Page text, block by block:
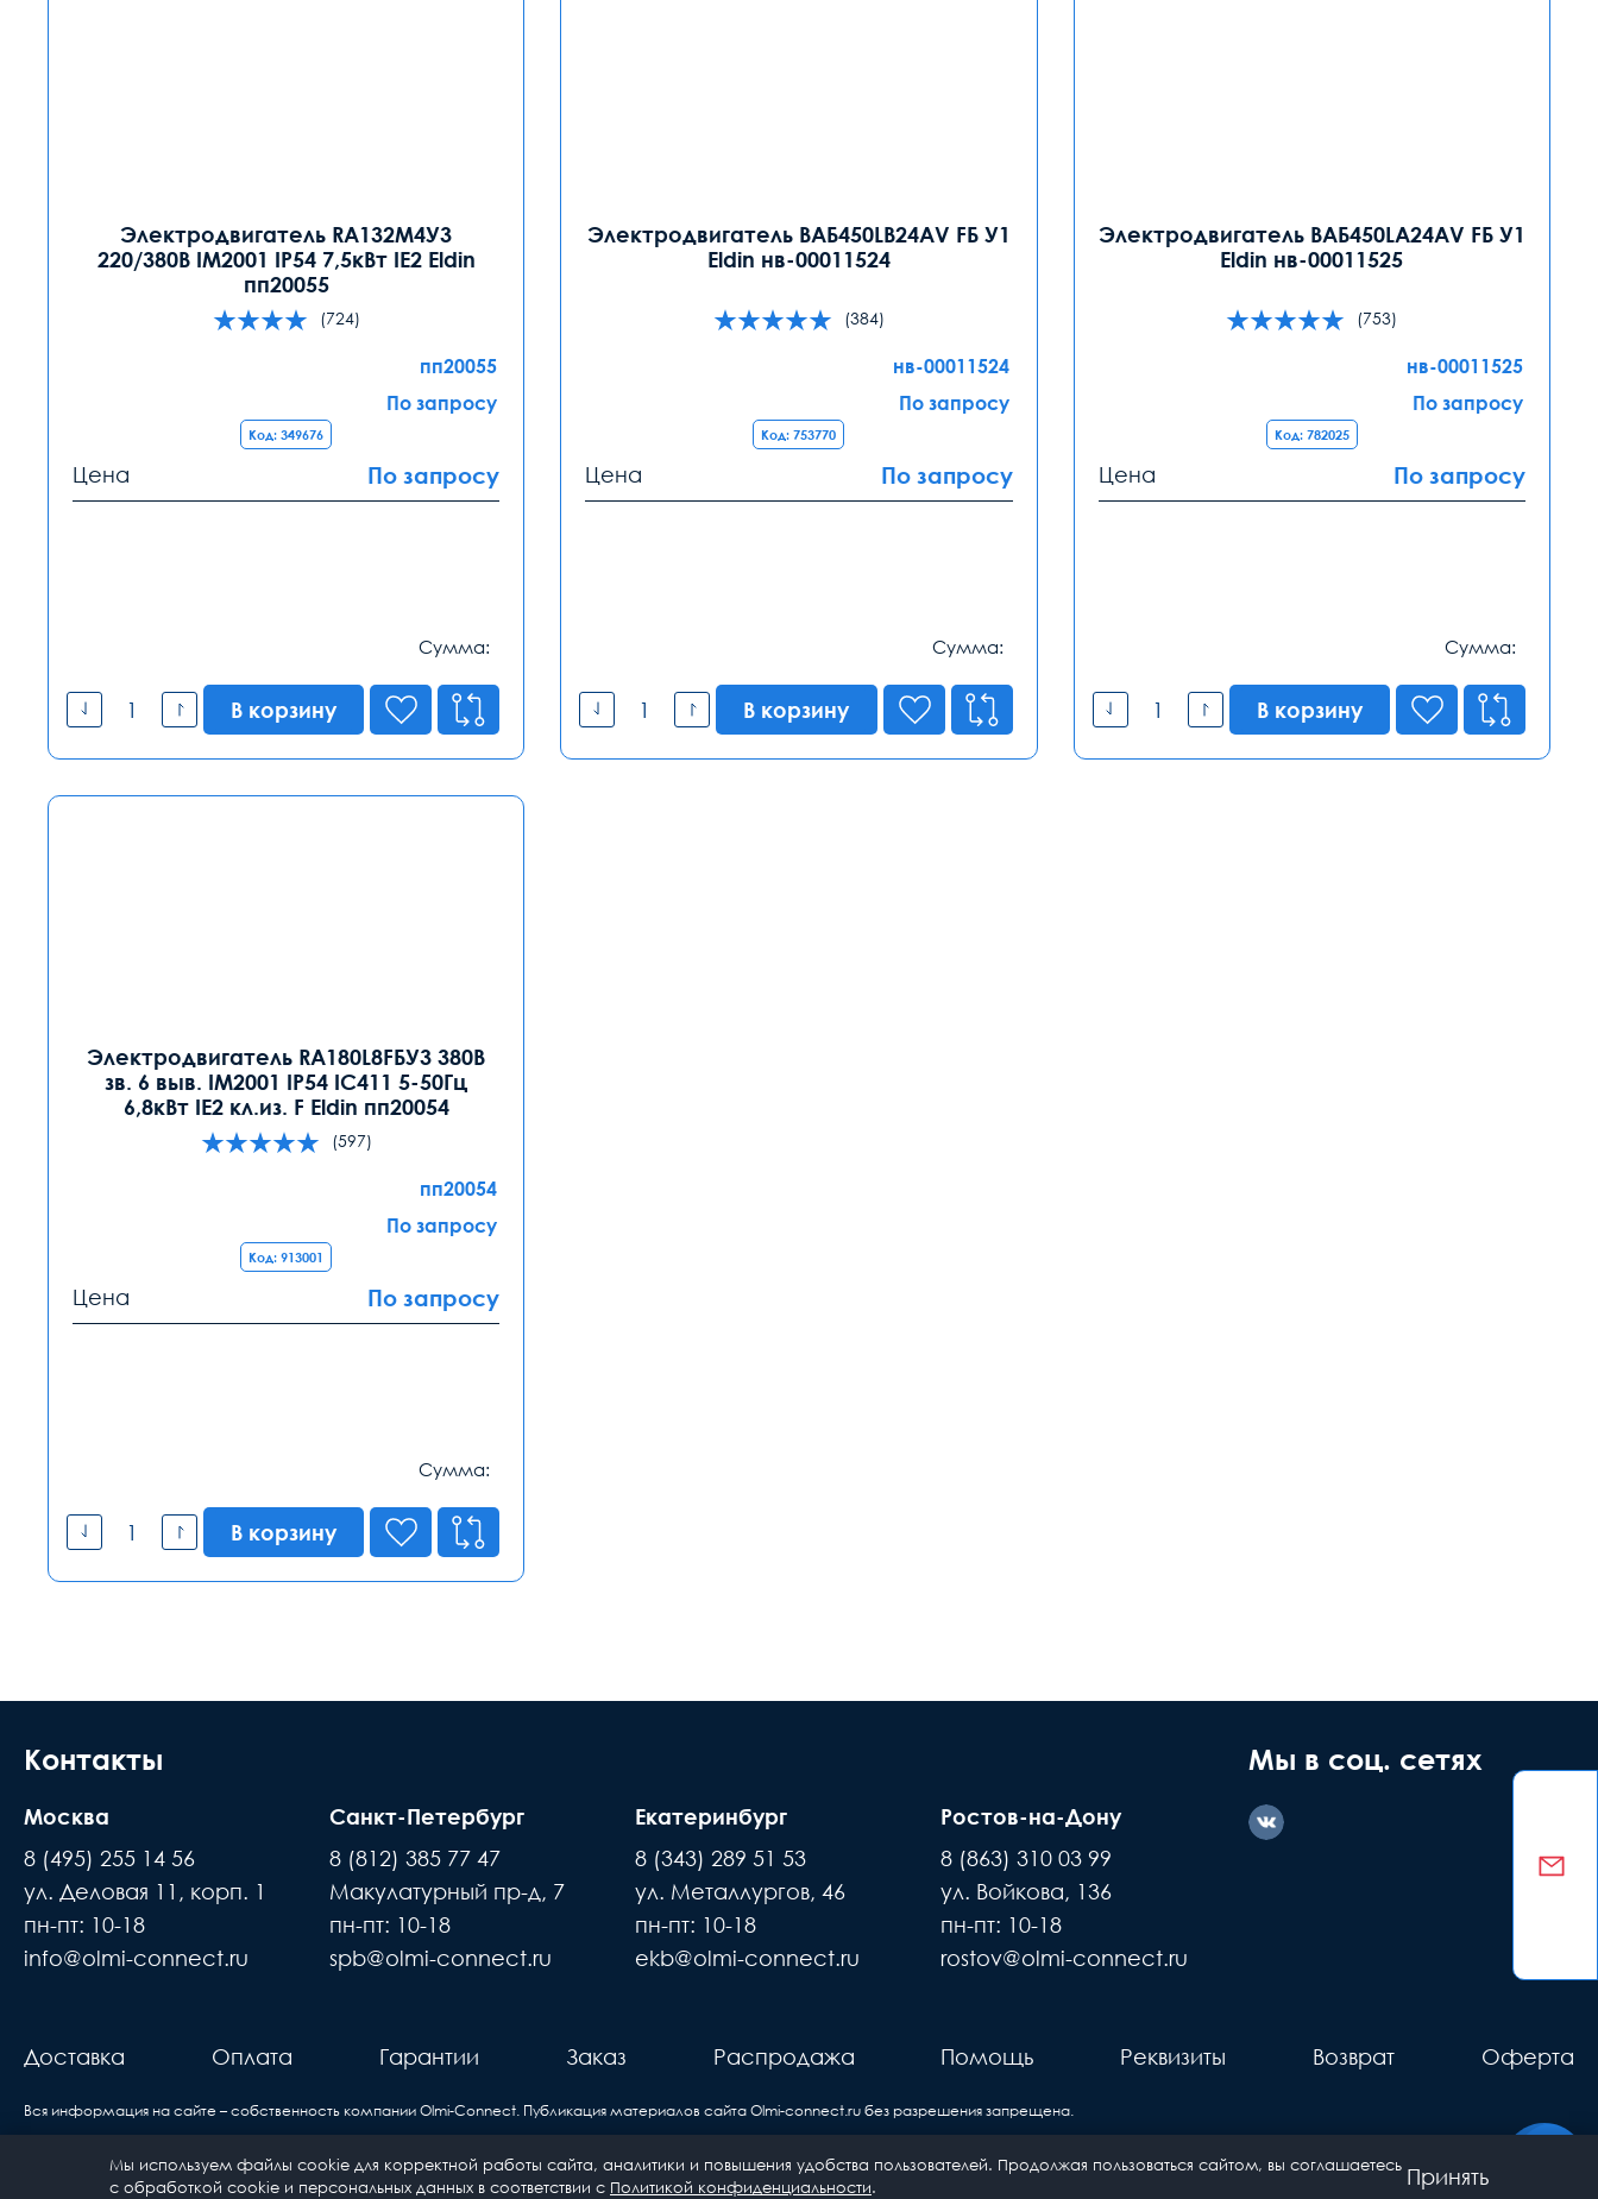
Электродвигатель RA132М4У3
220/380В IM2001 IP54 7,5кВт IE2 Eldin
пп20055
(724)
пп20055
По запросу
Код: 349676
Цена По запросу
Сумма:
В корзину
Электродвигатель ВАБ450LB24AV FБ У1
Eldin нв-00011524
(384)
нв-00011524
По запросу
Код: 753770
Цена По запросу
Сумма:
В корзину
Электродвигатель ВАБ450LA24AV FБ У1
Eldin нв-00011525
(753)
нв-00011525
По запросу
Код: 782025
Цена По запросу
Сумма:
В корзину
Электродвигатель RA180L8FБУ3 380В
зв. 6 выв. IM2001 IP54 IC411 5-50Гц
6,8кВт IE2 кл.из. F Eldin пп20054
(597)
пп20054
По запросу
Код: 913001
Цена По запросу
Сумма:
В корзину
Контакты
Москва
8 (495) 255 14 56
ул. Деловая 11, корп. 1
пн-пт: 10-18
info@olmi-connect.ru
Санкт-Петербург
8 (812) 385 77 47
Макулатурный пр-д, 7
пн-пт: 10-18
spb@olmi-connect.ru
Екатеринбург
8 (343) 289 51 53
ул. Металлургов, 46
пн-пт: 10-18
ekb@olmi-connect.ru
Ростов-на-Дону
8 (863) 310 03 99
ул. Войкова, 136
пн-пт: 10-18
rostov@olmi-connect.ru
Мы в соц. сетях
Доставка Оплата Гарантии Заказ Распродажа Помощь Реквизиты Возврат Оферта
Вся информация на сайте – собственность компании Olmi-Сonnect. Публикация материалов сайта Olmi-connect.ru без разрешения запрещена.
Политика конфиденциальности © 2011— 2026 «Олми Коннект»— интернет-гипермаркет сетевого оборудования. Все права защищены.
Мы используем файлы cookie для корректной работы сайта, аналитики и повышения удобства пользователей. Продолжая пользоваться сайтом, вы соглашаетесь
с обработкой cookie и персональных данных в соответствии с Политикой конфиденциальности. Принять